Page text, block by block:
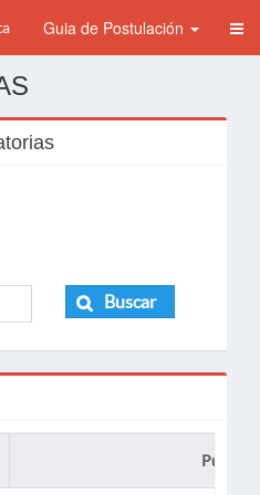
Guia de Postulación
Buscar
Puesto